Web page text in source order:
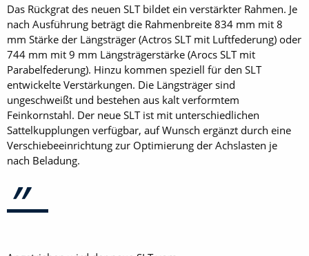
Das Rückgrat des neuen SLT bildet ein verstärkter Rahmen. Je
nach Ausführung beträgt die Rahmenbreite 834 mm mit 8
mm Stärke der Längsträger (Actros SLT mit Luftfederung) oder
744 mm mit 9 mm Längsträgerstärke (Arocs SLT mit
Parabelfederung). Hinzu kommen speziell für den SLT
entwickelte Verstärkungen. Die Längsträger sind
ungeschweißt und bestehen aus kalt verformtem
Feinkornstahl. Der neue SLT ist mit unterschiedlichen
Sattelkupplungen verfügbar, auf Wunsch ergänzt durch eine
Verschiebeeinrichtung zur Optimierung der Achslasten je
nach Beladung.